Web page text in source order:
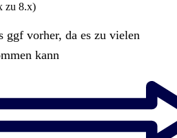
zu 8.x)
ggf vorher, da es zu vielen
kann